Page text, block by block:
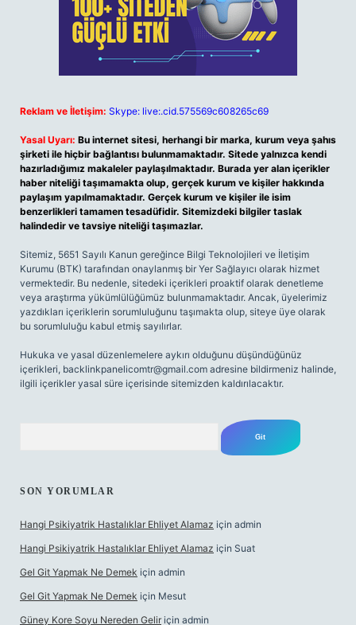
Reklam ve İletişim: Skype: live:.cid.575569c608265c69
Yasal Uyarı: Bu internet sitesi, herhangi bir marka, kurum veya şahıs
şirketi ile hiçbir bağlantısı bulunmamaktadır. Sitede yalnızca kendi
hazırladığımız makaleler paylaşılmaktadır. Burada yer alan içerikler
haber niteliği taşımamakta olup, gerçek kurum ve kişiler hakkında
paylaşım yapılmamaktadır. Gerçek kurum ve kişiler ile isim
benzerlikleri tamamen tesadüfidir. Sitemizdeki bilgiler taslak
halindedir ve tavsiye niteliği taşımazlar.
Sitemiz, 5651 Sayılı Kanun gereğince Bilgi Teknolojileri ve İletişim
Kurumu (BTK) tarafından onaylanmış bir Yer Sağlayıcı olarak hizmet
vermektedir. Bu nedenle, sitedeki içerikleri proaktif olarak denetleme
veya araştırma yükümlülüğümüz bulunmamaktadır. Ancak, üyelerimiz
yazdıkları içeriklerin sorumluluğunu taşımakta olup, siteye üye olarak
bu sorumluluğu kabul etmiş sayılırlar.
Hukuka ve yasal düzenlemelere aykırı olduğunu düşündüğünüz
içerikleri, backlinkpanelicomtr@gmail.com adresine bildirmeniz halinde,
ilgili içerikler yasal süre içerisinde sitemizden kaldırılacaktır.
SON YORUMLAR
Hangi Psikiyatrik Hastalıklar Ehliyet Alamaz için admin
Hangi Psikiyatrik Hastalıklar Ehliyet Alamaz için Suat
Gel Git Yapmak Ne Demek için admin
Gel Git Yapmak Ne Demek için Mesut
Güney Kore Soyu Nereden Gelir için admin